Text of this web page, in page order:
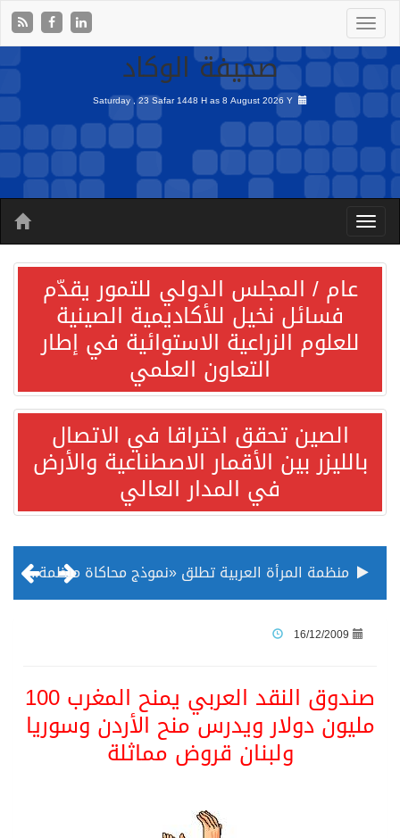
صحيفة الوكاد
Saturday , 23 Safar 1448 H as8 August 2026 Y
عام / المجلس الدولي للتمور يقدّم
فسائل نخيل للأكاديمية الصينية
للعلوم الزراعية الاستوائية في إطار
التعاون العلمي
الصين تحقق اختراقا في الاتصال
بالليزر بين الأقمار الاصطناعية والأرض
في المدار العالي
منظمة المرأة العربية تطلق «نموذج محاكاة منظمة المرأة العربية للشباب» بمشاركة 10 دول عربية..غدًا
الأونكتاد»: السعودية تصعد للمرتبة الـ13 عالمياً في جذب الاستثمار الأجنبي في 2025 التدفقات قفزت 57.1 % إلى 33 مليار دولار مدفوعةً باستراتيجيات التنويع الاقتصادي
16/12/2009
صندوق النقد العربي يمنح المغرب 100
مليون دولار ويدرس منح الأردن وسوريا
ولبنان قروض مماثلة